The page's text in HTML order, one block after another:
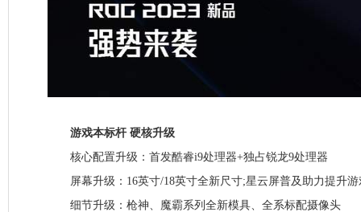
游戏本标杆 硬核升级
核心配置升级：首发酷睿i9处理器+独占锐龙9处理器
屏幕升级：16英寸/18英寸全新尺寸;星云屏普及助力提升游
细节升级：枪神、魔霸系列全新模具、全系标配摄像头